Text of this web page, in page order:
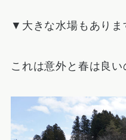
▼大きな水場もありま
これは意外と春は良い